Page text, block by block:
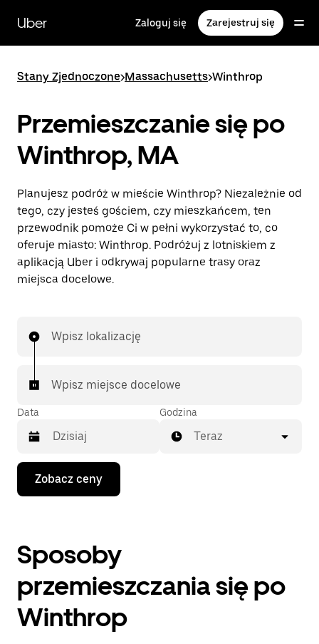
głównej
zawartości
Uber Zaloguj się Zarejestruj się
Stany Zjednoczone>Massachusetts>Winthrop
Przemieszczanie się po
Winthrop, MA
Planujesz podróż w mieście Winthrop? Niezależnie od
tego, czy jesteś gościem, czy mieszkańcem, ten
przewodnik pomoże Ci w pełni wykorzystać to, co
oferuje miasto: Winthrop. Podróżuj z lotniskiem z
aplikacją Uber i odkrywaj popularne trasy oraz
miejsca docelowe.
Wpisz lokalizację
Wpisz miejsce docelowe
Data
Naciśnij
klawisz
strzałki
do
kalendarza
datę.
Naciśnij
klawisz
„Escape”,
Godzina
Teraz
Zobacz ceny
Sposoby
przemieszczania się po
Winthrop